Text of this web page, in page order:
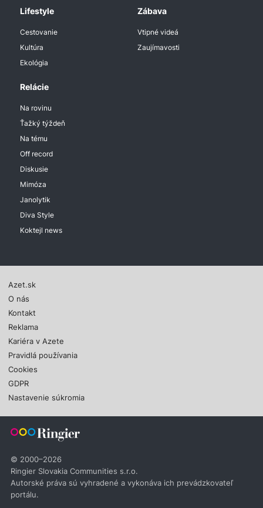
Lifestyle
Cestovanie
Kultúra
Ekológia
Zábava
Vtipné videá
Zaujímavosti
Relácie
Na rovinu
Ťažký týždeň
Na tému
Off record
Diskusie
Mimóza
Janolytik
Diva Style
Koktejl news
Azet.sk
O nás
Kontakt
Reklama
Kariéra v Azete
Pravidlá používania
Cookies
GDPR
Nastavenie súkromia
© 2000–2026
Ringier Slovakia Communities s.r.o.
Autorské práva sú vyhradené a vykonáva ich prevádzkovateľ
portálu.